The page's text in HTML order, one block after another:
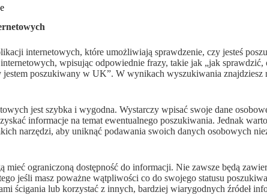
internetowych, które umożliwiają sprawdzenie, czy jesteś
wpisując odpowiednie frazy, takie jak „jak sprawdzić,
poszukiwany w UK”. W wynikach wyszukiwania znajdziesz
jest szybka i wygodna. Wystarczy wpisać swoje dane
informacje na temat ewentualnego poszukiwania. Jednak warto
narzędzi, aby uniknąć podawania swoich danych osobowych
ograniczoną dostępność do informacji. Nie zawsze będą
jeśli masz poważne wątpliwości co do swojego statusu
ścigania lub korzystać z innych, bardziej wiarygodnych źródeł